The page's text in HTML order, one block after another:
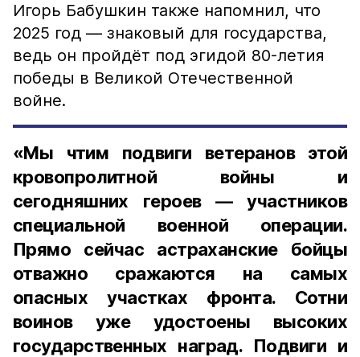
Игорь Бабушкин также напомнил, что
2025 год — знаковый для государства,
ведь он пройдёт под эгидой 80-летия
победы в Великой Отечественной
войне.
«Мы чтим подвиги ветеранов этой
кровопролитной войны и
сегодняшних героев — участников
специальной военной операции.
Прямо сейчас астраханские бойцы
отважно сражаются на самых
опасных участках фронта. Сотни
воинов уже удостоены высоких
государственных наград. Подвиги и